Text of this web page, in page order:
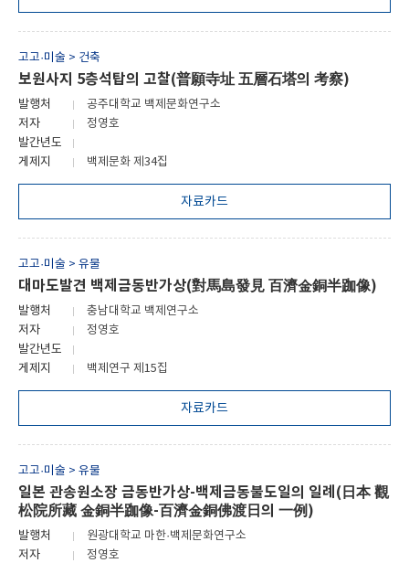
고고·미술 > 건축
보원사지 5층석탑의 고찰(普願寺址 五層石塔의 考察)
발행처
공주대학교 백제문화연구소
저자
정영호
발간년도
게제지
백제문화 제34집
자료카드
고고·미술 > 유물
대마도발견 백제금동반가상(對馬島發見 百濟金銅半跏像)
발행처
충남대학교 백제연구소
저자
정영호
발간년도
게제지
백제연구 제15집
자료카드
고고·미술 > 유물
일본 관송원소장 금동반가상-백제금동불도일의 일례(日本 觀
松院所藏 金銅半跏像-百濟金銅佛渡日의 一例)
발행처
원광대학교 마한·백제문화연구소
저자
정영호